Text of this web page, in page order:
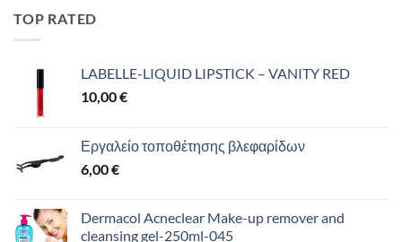
TOP RATED
LABELLE-LIQUID LIPSTICK – VANITY RED
10,00€
Εργαλείο τοποθέτησης βλεφαρίδων
6,00€
Dermacol Acneclear Make-up remover and
cleansing gel-250ml-045